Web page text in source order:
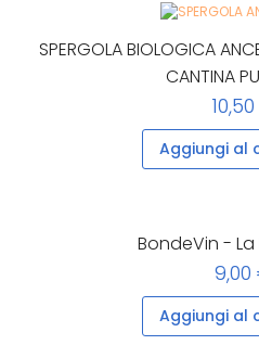
SPERGOLA BIOLOGICA
CANTINA
Aggiungi al
BondeVin -
Aggiungi al